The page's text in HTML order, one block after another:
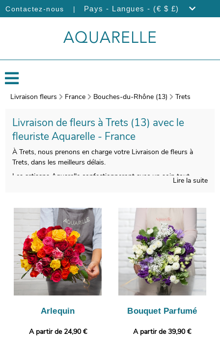
Contactez-nous | Pays - Langues - (€ $ £)
Livraison fleurs France Bouches-du-Rhône (13) Trets
Livraison de fleurs à Trets (13) avec le
fleuriste Aquarelle - France
À Trets, nous prenons en charge votre Livraison de fleurs à
Trets, dans les meilleurs délais.
Les artisans Aquarelle confectionneront avec un soin tout
l’aspect de votre bouquet, puisque nous vous enverrons cette
photo. C’est alors que sera organisée sa livraison à Trets. Vous
désirez joindre à votre bouquet une touche qui vous ressemble
? Vous avez l’opportunité de glisser un message ou une photo,
pour un cadeau encore plus personnalisé.
Lire la suite
Arlequin
A partir de 24,90 €
Bouquet Parfumé
A partir de 39,90 €